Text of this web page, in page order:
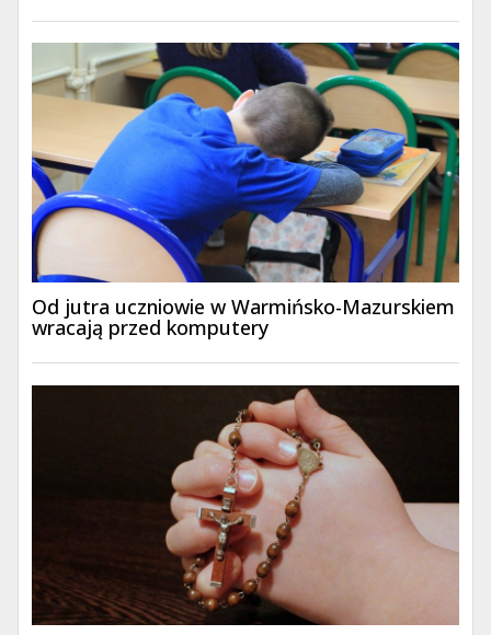
Od jutra uczniowie w Warmińsko-Mazurskiem
wracają przed komputery